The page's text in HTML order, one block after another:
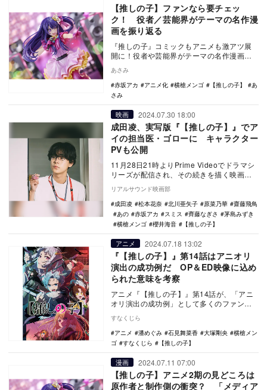
【推しの子】ファンなら要チェッ
ク！ 役者／芸能界がテーマの名作漫
画を振り返る
『推しの子』コミックもアニメも激アツ展
開に！役者や芸能界がテーマの名作漫画を
子】』が…
あさみ
赤坂アカ
アニメ化 横槍メンゴ 【推しの子】
あ
さみ
映画 2024.07.30 18:00
成田凌、実写版『【推しの子】』でア
イの担当医・ゴローに キャラクター
PVも公開
11月28日21時よりPrime Videoでドラマシ
リーズが配信され、その続きを描く映画が
12月20日に公開される実写プロジェ…
リアルサウンド映画部
成田凌
松本花奈 北川亜矢子 原菜乃華
齋藤飛鳥
あの
赤坂アカ スミス 齊藤なぎさ
茅島みずき
横槍メンゴ
櫻井海音 【推しの子】
アニメ 2024.07.18 13:02
『【推しの子】』第14話はアニオリ
演出の成功例だ OP＆ED映像に込め
られた意味を考察
アニメ『【推しの子】』第14話が、「アニ
オリ演出の成功例」として多くのファンか
原作付きアニ…
すなくじら
アニメ
潘めぐみ 石見舞菜香 大塚剛央
横槍メン
ゴ
すなくじら 【推しの子】
漫画 2024.07.11 07:00
【推しの子】アニメ2期の見どころは
原作者と制作側の衝突？ 「メディア